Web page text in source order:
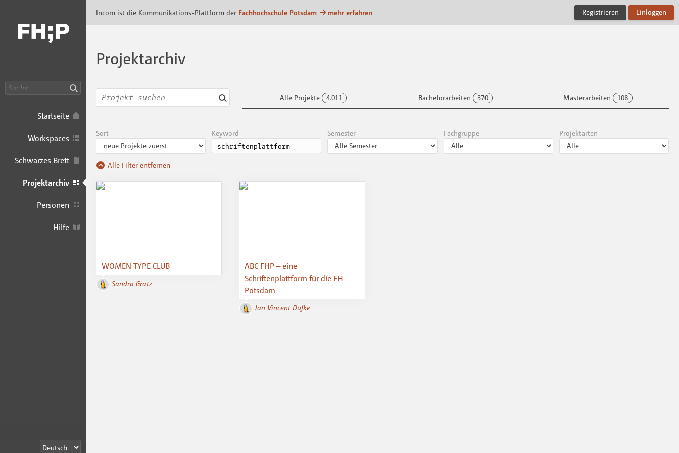
Startseite
Workspaces
Schwarzes Brett
Projektarchiv
Personen
Hilfe
Incom ist die Kommunikations-Plattform der Fachhochschule Potsdam mehr erfahren Registrieren Einloggen
Projektarchiv
Alle Projekte 4.011 Bachelorarbeiten 370 Masterarbeiten 108
Sort Keyword Semester Fachgruppe Projektarten
Alle Filter entfernen
WOMEN TYPE CLUB
Sandra Gratz
ABC FHP – eine
Schriftenplattform für die FH
Potsdam
Jan Vincent Dufke